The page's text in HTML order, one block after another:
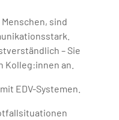
sind
– Sie
Kolleg:innen an.
EDV-Systemen.